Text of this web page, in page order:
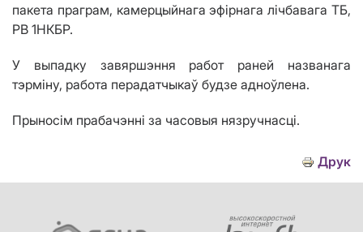
пакета праграм, камерцыйнага эфірнага лічбавага ТБ,
РВ 1НКБР.
У выпадку завяршэння работ раней названага
тэрміну, работа перадатчыкаў будзе адноўлена.
Прыносім прабачэнні за часовыя нязручнасці.
Друк